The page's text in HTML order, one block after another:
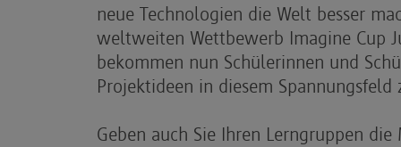
neue Technologien die Welt besser
weltweiten Wettbewerb Imagine Cup
bekommen nun Schülerinnen und
Projektideen in diesem
Geben auch Sie Ihren Lerngruppen